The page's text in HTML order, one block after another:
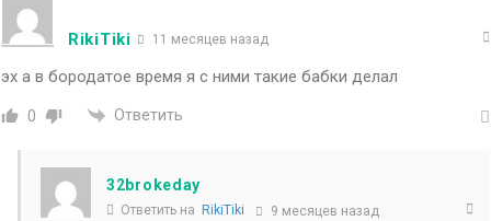
RikiTiki 11 месяцев назад
эх а в бородатое время я с ними такие бабки делал
0 Ответить
32brokeday
Ответить на RikiTiki 9 месяцев назад